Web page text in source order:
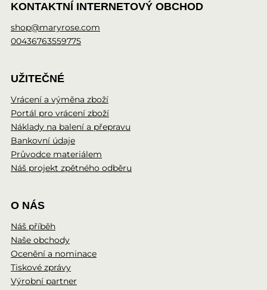
KONTAKTNÍ INTERNETOVÝ OBCHOD
shop@maryrose.com
00436763559775
UŽITEČNÉ
Vrácení a výměna zboží
Portál pro vrácení zboží
Náklady na balení a přepravu
Bankovní údaje
Průvodce materiálem
Náš projekt zpětného odběru
O NÁS
Náš příběh
Naše obchody
Ocenění a nominace
Tiskové zprávy
Výrobní partner